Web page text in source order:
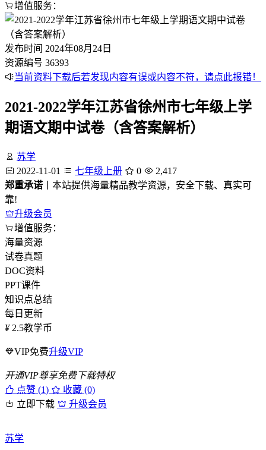
增值服务：
发布时间 2024年08月24日
资源编号 36393
当前资料下载后若发现内容有误或内容不符，请点此报错！
2021-2022学年江苏省徐州市七年级上学
期语文期中试卷（含答案解析）
苏学
2022-11-01
七年级上册 0
2,417
郑重承诺 丨本站提供海量精品教学资源，安全下载、真实可
靠!
升级会员
增值服务：
海量资源
试卷真题
DOC资料
PPT课件
知识点总结
每日更新
¥ 2.5教学币
VIP免费升级VIP
开通VIP尊享免费下载特权
点赞 (1)
收藏 (0)
立即下载
升级会员
苏学